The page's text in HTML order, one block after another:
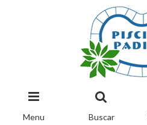
Menu Buscar